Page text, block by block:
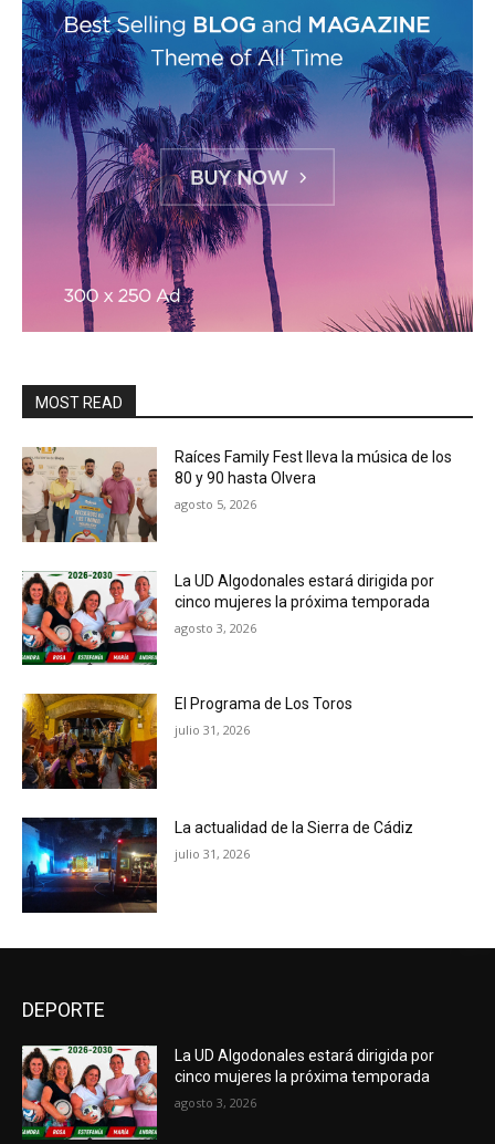
MOST READ
Raíces Family Fest lleva la música de los
80 y 90 hasta Olvera
agosto 5, 2026
La UD Algodonales estará dirigida por
cinco mujeres la próxima temporada
agosto 3, 2026
El Programa de Los Toros
julio 31, 2026
La actualidad de la Sierra de Cádiz
julio 31, 2026
DEPORTE
La UD Algodonales estará dirigida por
cinco mujeres la próxima temporada
agosto 3, 2026